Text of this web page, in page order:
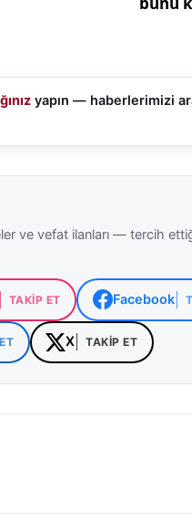
yapın — haberlerimizi
ve vefat ilanları — tercih
TAKIP ET Facebook
X TAKIP ET